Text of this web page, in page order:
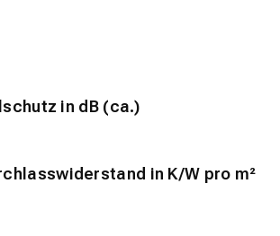
in dB (ca.)
in K/W pro m²